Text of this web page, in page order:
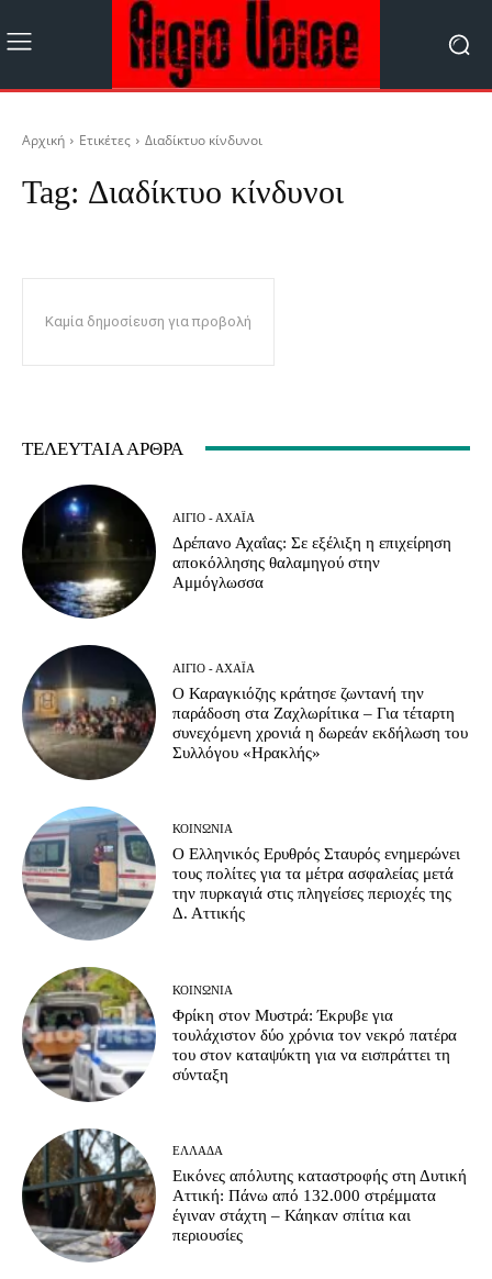
Αρχική Ετικέτες Διαδίκτυο κίνδυνοι
Tag: Διαδίκτυο κίνδυνοι
Καμία δημοσίευση για προβολή
ΤΕΛΕΥΤΑΊΑ ΆΡΘΡΑ
ΑΊΓΙΟ - ΑΧΑΪ́Α
Δρέπανο Αχαΐας: Σε εξέλιξη η επιχείρηση
αποκόλλησης θαλαμηγού στην
Αμμόγλωσσα
ΑΊΓΙΟ - ΑΧΑΪ́Α
Ο Καραγκιόζης κράτησε ζωντανή την
παράδοση στα Ζαχλωρίτικα – Για τέταρτη
συνεχόμενη χρονιά η δωρεάν εκδήλωση του
Συλλόγου «Ηρακλής»
ΚΟΙΝΩΝΊΑ
Ο Ελληνικός Ερυθρός Σταυρός ενημερώνει
τους πολίτες για τα μέτρα ασφαλείας μετά
την πυρκαγιά στις πληγείσες περιοχές της
Δ. Αττικής
ΚΟΙΝΩΝΊΑ
Φρίκη στον Μυστρά: Έκρυβε για
τουλάχιστον δύο χρόνια τον νεκρό πατέρα
του στον καταψύκτη για να εισπράττει τη
σύνταξη
ΕΛΛΆΔΑ
Εικόνες απόλυτης καταστροφής στη Δυτική
Αττική: Πάνω από 132.000 στρέμματα
έγιναν στάχτη – Κάηκαν σπίτια και
περιουσίες